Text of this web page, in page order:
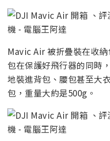
Mavic Air 被折疊裝在收
包在保護好飛行器的同時
地裝進背包、腰包甚至大
包，重量大約是500g。